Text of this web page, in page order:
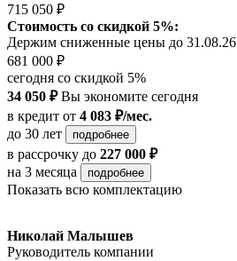
715 050 ₽
Стоимость со скидкой 5%:
Держим сниженные цены до 31.08.26
681 000 ₽
сегодня со скидкой 5%
34 050 ₽Вы экономите сегодня
в кредит от 4 083 ₽/мес.
до 30 лет
подробнее
в рассрочку до 227 000 ₽
на 3 месяца
подробнее
Показать всю комплектацию
Николай Малышев
Руководитель компании